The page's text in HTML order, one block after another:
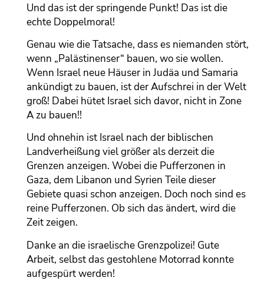
Und das ist der springende Punkt! Das ist die
echte Doppelmoral!
Genau wie die Tatsache, dass es niemanden stört,
wenn „Palästinenser“ bauen, wo sie wollen.
Wenn Israel neue Häuser in Judäa und Samaria
ankündigt zu bauen, ist der Aufschrei in der Welt
groß! Dabei hütet Israel sich davor, nicht in Zone
A zu bauen!!
Und ohnehin ist Israel nach der biblischen
Landverheißung viel größer als derzeit die
Grenzen anzeigen. Wobei die Pufferzonen in
Gaza, dem Libanon und Syrien Teile dieser
Gebiete quasi schon anzeigen. Doch noch sind es
reine Pufferzonen. Ob sich das ändert, wird die
Zeit zeigen.
Danke an die israelische Grenzpolizei! Gute
Arbeit, selbst das gestohlene Motorrad konnte
aufgespürt werden!